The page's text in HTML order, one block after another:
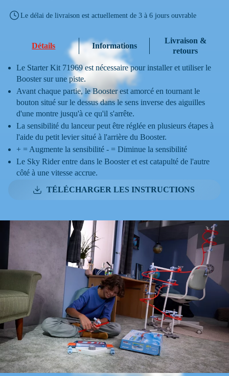
Le délai de livraison est actuellement de 3 à 6 jours ouvrable
Détails Informations
Livraison &
retours
Le Starter Kit 71969 est nécessaire pour installer et utiliser le
Booster sur une piste.
Avant chaque partie, le Booster est amorcé en tournant le
bouton situé sur le dessus dans le sens inverse des aiguilles
d'une montre jusqu'à ce qu'il s'arrête.
La sensibilité du lanceur peut être réglée en plusieurs étapes à
l'aide du petit levier situé à l'arrière du Booster.
+ = Augmente la sensibilité - = Diminue la sensibilité
Le Sky Rider entre dans le Booster et est catapulté de l'autre
côté à une vitesse accrue.
TÉLÉCHARGER LES INSTRUCTIONS